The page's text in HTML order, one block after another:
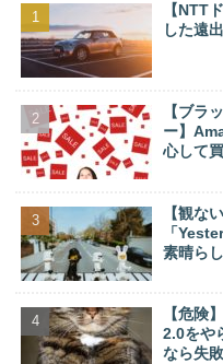
【NTT
した遠
【ブラ
ー】
心して
【観な
「
素晴ら
【危険
2.0をや
なら失